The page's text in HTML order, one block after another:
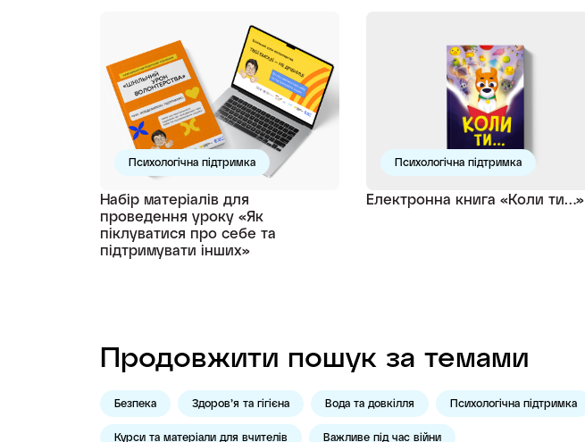
Психологічна підтримка
Набір матеріалів для
проведення уроку «Як
піклуватися про себе та
підтримувати інших»
Психологічна підтримка
Електронна книга «Коли ти…»
Продовжити пошук за темами
Безпека Здоров’я та гігієна Вода та довкілля Психологічна підтримка
Курси та матеріали для вчителів Важливе під час війни